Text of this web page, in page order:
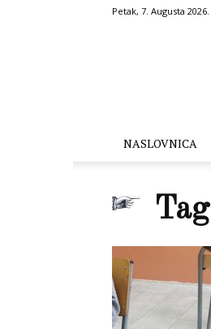
Petak, 7. Augusta 2026.
NASLOVNICA